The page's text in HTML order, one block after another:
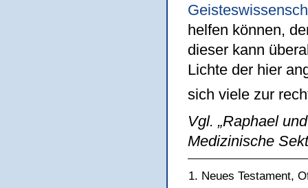
helfen können,
dieser kann
Lichte der hier
sich viele zur
Vgl. „Raphael
Medizinische
Neues Testament,